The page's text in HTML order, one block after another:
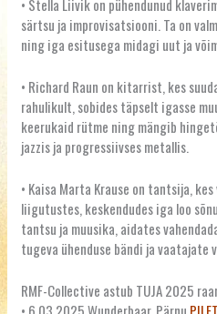
• Stella Liivik on pühendunud
särtsu ja improvisatsiooni. Ta on
ning iga esitusega midagi uut ja
• Richard Raun on kitarrist, kes
rahulikult, sobides täpselt igasse
keerukaid rütme ning mängib
jazzis ja progressiivses metallis.
• Kaisa Marta Krause on tantsija,
liigutustes, keskendudes iga loo
tantsu ja muusika, aidates
tugeva ühenduse bändi ja vaatajate
RMF-Collective astub TUJA 2025
• 6.03.2025 Wunderbaar, Pärnu